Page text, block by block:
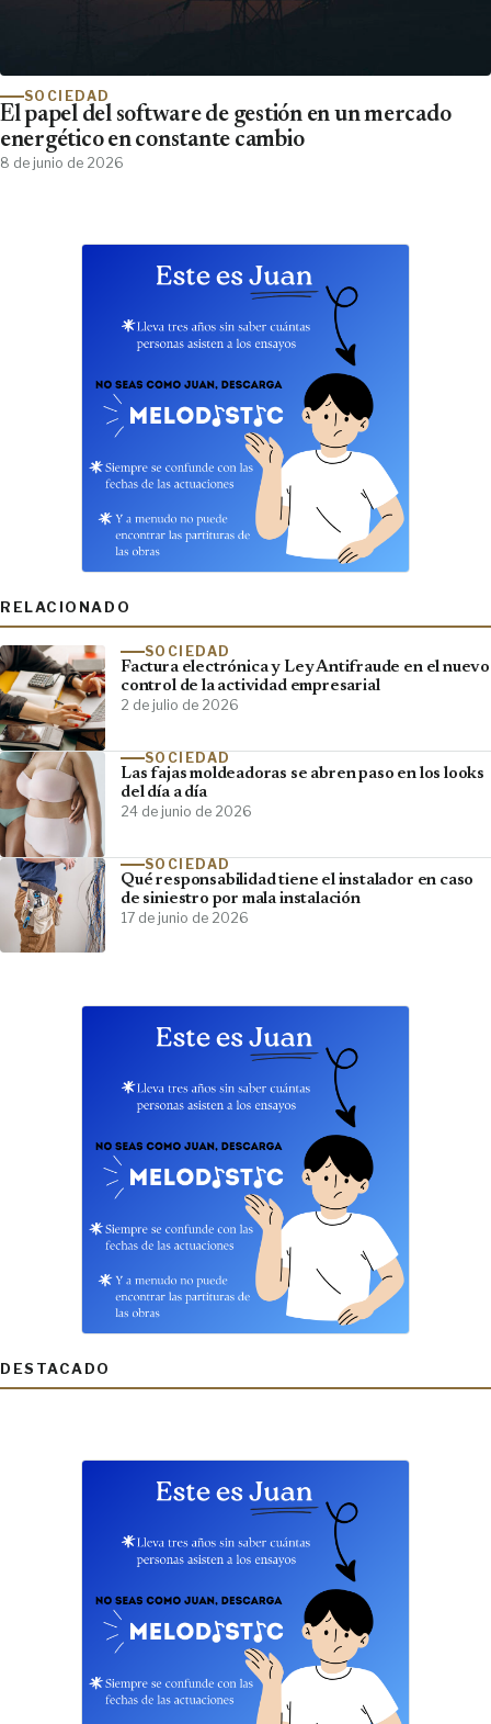
SOCIEDAD
El papel del software de gestión en un mercado
energético en constante cambio
8 de junio de 2026
RELACIONADO
SOCIEDAD
Factura electrónica y Ley Antifraude en el nuevo
control de la actividad empresarial
2 de julio de 2026
SOCIEDAD
Las fajas moldeadoras se abren paso en los looks
del día a día
24 de junio de 2026
SOCIEDAD
Qué responsabilidad tiene el instalador en caso
de siniestro por mala instalación
17 de junio de 2026
DESTACADO